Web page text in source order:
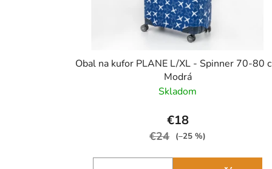
Obal na kufor PLANE L/XL - Spinner 70-80
Modrá
Skladom
€18
€24 (–25 %)